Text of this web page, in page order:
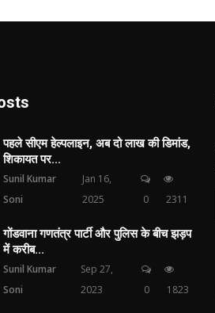
पहले सीएम हेल्पलाइन, अब दो लाख की डिमांड,
शिकायत पर...
Sunil Kumar
Soni
Jan 16,
2025
0 2311
गोंडवाना गणतंत्र पार्टी और पुलिस के बीच झड़प
में करीब...
Sunil Kumar
Soni
Sep 27,
2023
0 1823